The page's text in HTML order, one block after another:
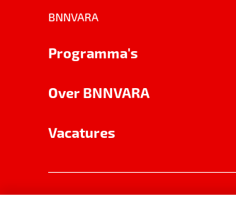
BNNVARA
Programma's
Over BNNVARA
Vacatures